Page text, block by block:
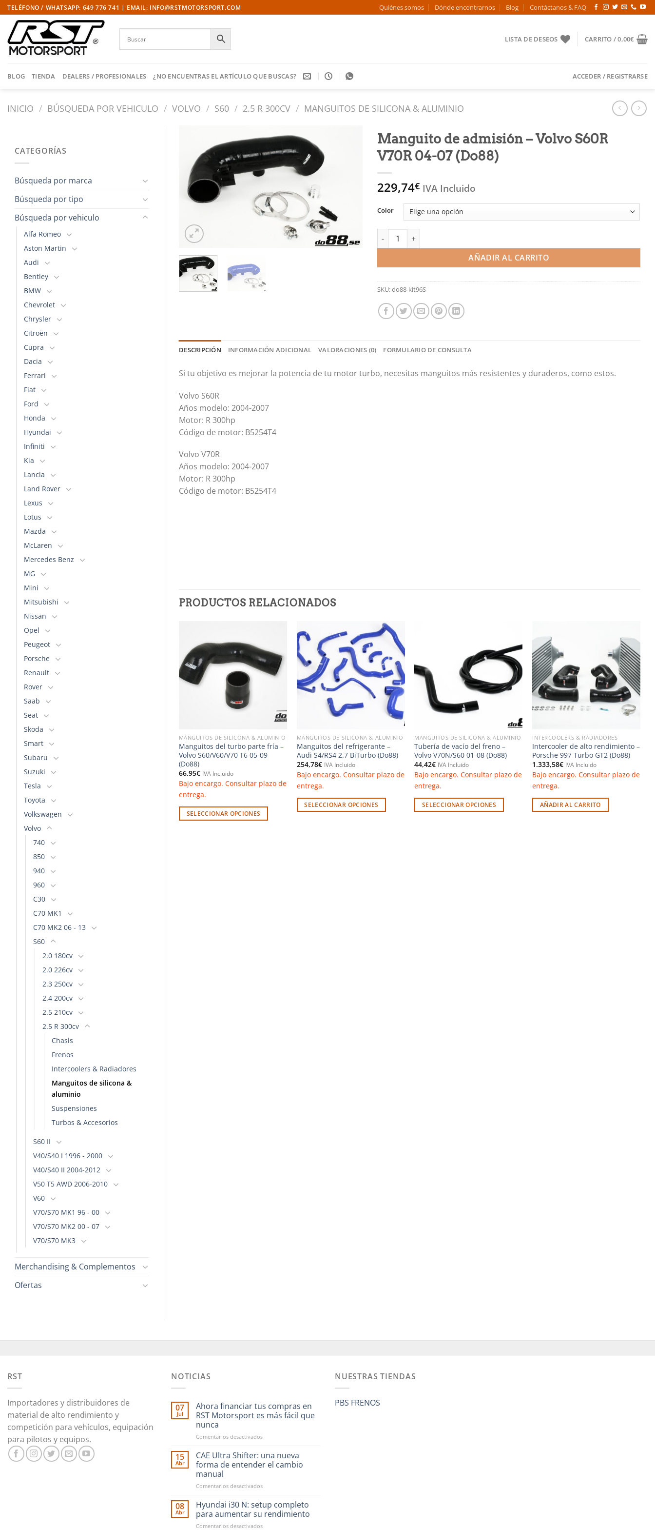
Saltar
al
contenido
TELÉFONO / WHATSAPP: 649 776 741 | EMAIL: INFO@RSTMOTORSPORT.COM Quiénes somos Dónde encontrarnos Blog Contáctanos & FAQ
LISTA DE DESEOS CARRITO /0,00€
BLOG TIENDA DEALERS / PROFESIONALES ¿NO ENCUENTRAS EL ARTÍCULO QUE BUSCAS? ACCEDER / REGISTRARSE
INICIO / BÚSQUEDA POR VEHICULO / VOLVO / S60 / 2.5 R 300CV / MANGUITOS DE SILICONA & ALUMINIO
CATEGORÍAS
Búsqueda por marca
Búsqueda por tipo
Búsqueda por vehiculo
Alfa Romeo
Aston Martin
Audi
Bentley
BMW
Chevrolet
Chrysler
Citroën
Cupra
Dacia
Ferrari
Fiat
Ford
Honda
Hyundai
Infiniti
Kia
Lancia
Land Rover
Lexus
Lotus
Mazda
McLaren
Mercedes Benz
MG
Mini
Mitsubishi
Nissan
Opel
Peugeot
Porsche
Renault
Rover
Saab
Seat
Skoda
Smart
Subaru
Suzuki
Tesla
Toyota
Volkswagen
Volvo
740
850
940
960
C30
C70 MK1
C70 MK2 06 - 13
S60
2.0 180cv
2.0 226cv
2.3 250cv
2.4 200cv
2.5 210cv
2.5 R 300cv
Chasis
Frenos
Intercoolers & Radiadores
Manguitos de silicona &
aluminio
Suspensiones
Turbos & Accesorios
S60 II
V40/S40 I 1996 - 2000
V40/S40 II 2004-2012
V50 T5 AWD 2006-2010
V60
V70/S70 MK1 96 - 00
V70/S70 MK2 00 - 07
V70/S70 MK3
Merchandising & Complementos
Ofertas
Manguito de admisión – Volvo S60R
V70R 04-07 (Do88)
229,74€ IVA Incluido
Color
Manguito de admisión - Volvo S60R V70R 04-07 (Do88) cantidad
AÑADIR AL CARRITO
SKU:do88-kit96S
DESCRIPCIÓN INFORMACIÓN ADICIONAL VALORACIONES (0) FORMULARIO DE CONSULTA
Si tu objetivo es mejorar la potencia de tu motor turbo, necesitas manguitos más resistentes y duraderos, como estos.
Volvo S60R
Años modelo: 2004-2007
Motor: R 300hp
Código de motor: B5254T4
Volvo V70R
Años modelo: 2004-2007
Motor: R 300hp
Código de motor: B5254T4
PRODUCTOS RELACIONADOS
Añadir
a la
lista de
deseos
MANGUITOS DE SILICONA & ALUMINIO
Manguitos del turbo parte fría –
Volvo S60/V60/V70 T6 05-09
(Do88)
66,95€ IVA Incluido
Bajo encargo. Consultar plazo de
entrega.
SELECCIONAR OPCIONES
Añadir
a la
lista de
deseos
MANGUITOS DE SILICONA & ALUMINIO
Manguitos del refrigerante –
Audi S4/RS4 2.7 BiTurbo (Do88)
254,78€ IVA Incluido
Bajo encargo. Consultar plazo de
entrega.
SELECCIONAR OPCIONES
Añadir
a la
lista de
deseos
MANGUITOS DE SILICONA & ALUMINIO
Tubería de vacío del freno –
Volvo V70N/S60 01-08 (Do88)
44,42€ IVA Incluido
Bajo encargo. Consultar plazo de
entrega.
SELECCIONAR OPCIONES
Añadir
a la
lista de
deseos
INTERCOOLERS & RADIADORES
Intercooler de alto rendimiento –
Porsche 997 Turbo GT2 (Do88)
1.333,58€ IVA Incluido
Bajo encargo. Consultar plazo de
entrega.
AÑADIR AL CARRITO
Añadir
lista de
Volvo
plazo de
Este
elegir
en
página
producto
RST
Importadores y distribuidores de
material de alto rendimiento y
competición para vehículos, equipación
para pilotos y equipos.
NOTICIAS
07
Jul
Ahora financiar tus compras en
RST Motorsport es más fácil que
nunca
Comentarios desactivadosen
financiar
compras
RST
es
más
fácil
que
15
Abr
CAE Ultra Shifter: una nueva
forma de entender el cambio
manual
Comentarios desactivadosen
Ultra
Shifter:
una
nueva
08
Abr
Hyundai i30 N: setup completo
para aumentar su rendimiento
Comentarios desactivadosen
NUESTRAS TIENDAS
PBS FRENOS